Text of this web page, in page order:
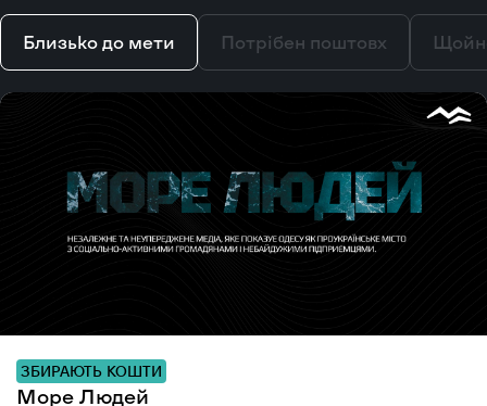
Близько до мети Потрібен поштовх
ЗБИРАЮТЬ КОШТИ
Море Людей